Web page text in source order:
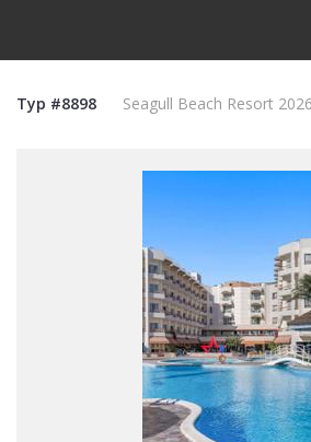
Тур #8898 Seagull Beach Resort